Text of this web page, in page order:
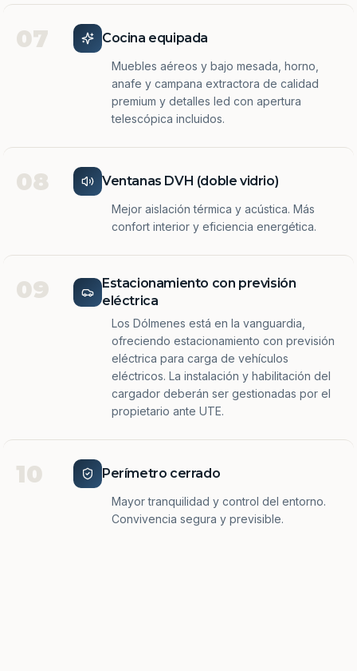
07 Cocina equipada
Muebles aéreos y bajo mesada, horno,
anafe y campana extractora de calidad
premium y detalles led con apertura
telescópica incluidos.
08 Ventanas DVH (doble vidrio)
Mejor aislación térmica y acústica. Más
confort interior y eficiencia energética.
09
Estacionamiento con previsión
eléctrica
Los Dólmenes está en la vanguardia,
ofreciendo estacionamiento con previsión
eléctrica para carga de vehículos
eléctricos. La instalación y habilitación del
cargador deberán ser gestionadas por el
propietario ante UTE.
10 Perímetro cerrado
Mayor tranquilidad y control del entorno.
Convivencia segura y previsible.